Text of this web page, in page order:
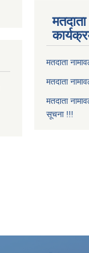
मतदाता
मतदाता
मतदाता
सूचना !!!